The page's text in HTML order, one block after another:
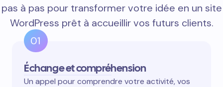
pas à pas pour transformer votre idée en un site
WordPress prêt à accueillir vos futurs clients.
01
Échange et compréhension
Un appel pour comprendre votre activité, vos